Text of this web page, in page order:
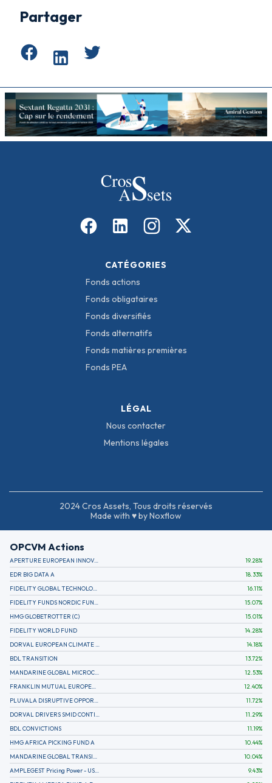
Partager
CATÉGORIES
Fonds actions
Fonds obligataires
Fonds diversifiés
Fonds alternatifs
Fonds matières premières
Fonds PEA
LÉGAL
Nous contacter
Mentions légales
2024 Cros Assets, Tous droits réservés
Made with ♥ by Noxflow
OPCVM Actions
APERTURE EUROPEAN INNOVATION 19.28%
EDR BIG DATA A
18.33%
16.11%
15.07%
HMG GLOBETROTTER (C)
15.01%
FIDELITY WORLD FUND
14.28%
14.18%
BDL TRANSITION
13.72%
12.53%
12.40%
11.72%
11.29%
BDL CONVICTIONS
11.19%
HMG AFRICA PICKING FUND A
10.44%
10.04%
9.43%